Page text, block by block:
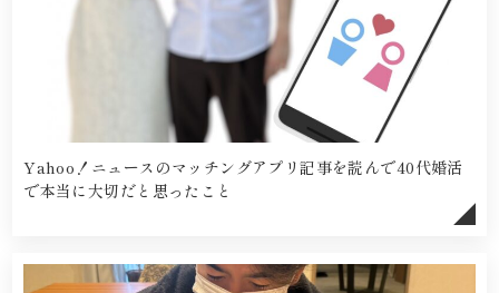
Yahoo！ニュースのマッチングアプリ記事を読んで40代婚活
で本当に大切だと思ったこと